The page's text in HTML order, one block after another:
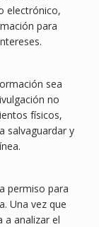
electrónico,
para
sea
no
físicos,
salvaguardar y
permiso para
Una vez que
a analizar el